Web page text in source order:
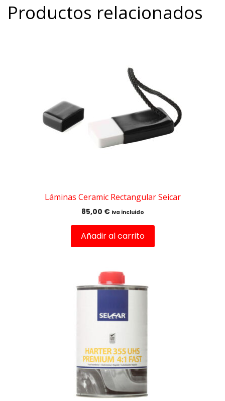
Productos relacionados
Láminas Ceramic Rectangular Seicar
85,00 € Iva incluido
Añadir al carrito